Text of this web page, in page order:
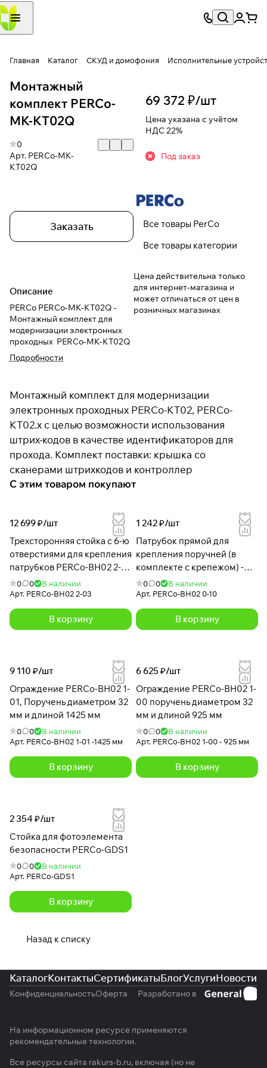
Главная Каталог СКУД и домофония Исполнительные
Монтажный
комплект PERCo-
MK-KT02Q
0
Арт. PERCo-MK-
KT02Q
Заказать
Описание
PERCo PERCo-MK-KT02Q -
Монтажный комплект для
модернизации электронных
проходных PERCo-MK-KT02Q
Подробности
69 372 ₽/шт
Цена указана с учётом
НДС 22%
Под заказ
Все товары PerCo
Все товары категории
Цена действительна только
для интернет-магазина и
может отличаться от цен в
розничных магазинах
Монтажный комплект для модернизации
электронных проходных PERCo-KT02, PERCo-
KT02.х с целью возможности использования
штрих-кодов в качестве идентификаторов для
прохода. Комплект поставки: крышка со
сканерами штрихкодов и контроллер
С этим товаром покупают
12 699 ₽/шт
Трехсторонняя стойка с 6-ю
отверстиями для крепления
патрубков PERCo-BH02 2-
03 с крышкой
0 0
В наличии
Арт. PERCo-BH02 2-03
В корзину
1 242 ₽/шт
Патрубок прямой для
крепления поручней (в
комплекте с крепежом) -
BH02 0-10
0 0
В наличии
Арт. PERCo-BH02 0-10
В корзину
9 110 ₽/шт
Ограждение PERCo-BH02 1-
01, Поручень диаметром 32
мм и длиной 1425 мм
0 0
В наличии
Арт. PERCo-BH02 1-01 -1425 мм
В корзину
6 625 ₽/шт
Ограждение PERCo-BH02 1-
00 поручень диаметром 32
мм и длиной 925 мм
0 0
В наличии
Арт. PERCo-BH02 1-00 - 925 мм
В корзину
2 354 ₽/шт
Стойка для фотоэлемента
безопасности PERCo-GDS1
0 0
В наличии
Арт. PERCo-GDS1
В корзину
Назад к списку
КаталогКонтактыСертификатыБлогУслугиНовости
КонфиденциальностьОферта Разработано в
На информационном ресурсе применяются
рекомендательные технологии.
Все ресурсы сайта rakurs-b.ru, включая (но не